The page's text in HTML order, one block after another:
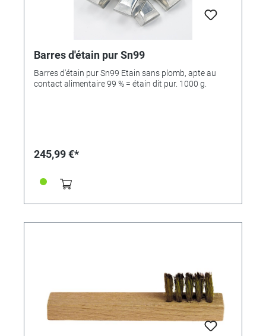
Barres d'étain pur Sn99
Barres d'étain pur Sn99 Etain sans plomb, apte au
contact alimentaire 99 % = étain dit pur. 1000 g.
245,99 €*